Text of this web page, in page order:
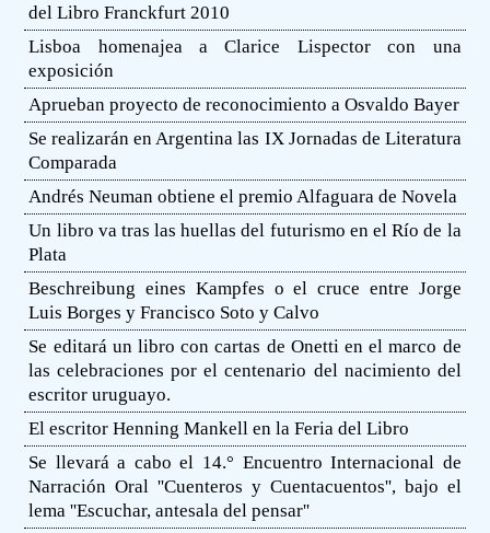
del Libro Franckfurt 2010
Lisboa homenajea a Clarice Lispector con una
exposición
Aprueban proyecto de reconocimiento a Osvaldo Bayer
Se realizarán en Argentina las IX Jornadas de Literatura
Comparada
Andrés Neuman obtiene el premio Alfaguara de Novela
Un libro va tras las huellas del futurismo en el Río de la
Plata
Beschreibung eines Kampfes o el cruce entre Jorge
Luis Borges y Francisco Soto y Calvo
Se editará un libro con cartas de Onetti en el marco de
las celebraciones por el centenario del nacimiento del
escritor uruguayo.
El escritor Henning Mankell en la Feria del Libro
Se llevará a cabo el 14.° Encuentro Internacional de
Narración Oral ''Cuenteros y Cuentacuentos'', bajo el
lema ''Escuchar, antesala del pensar''